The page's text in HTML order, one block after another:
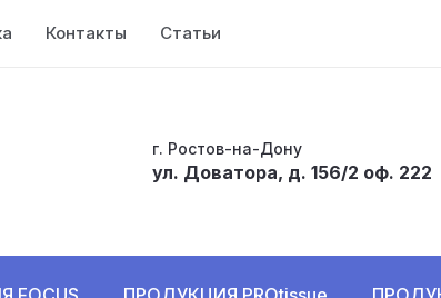
Контакты Статьи
г. Ростов-на-Дону
ул. Доватора, д. 156/2 оф. 222